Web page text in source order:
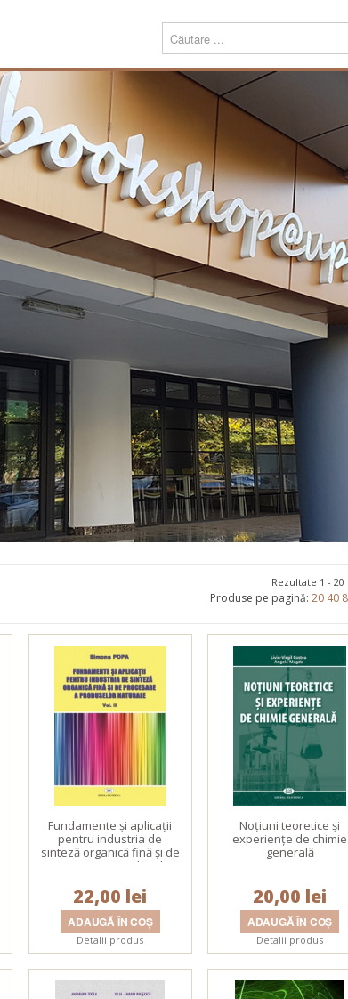
Prezentare
Despre
Misiune
Echipa
Editură
Carte
Periodice
Teze de doctorat
Download
Tipografie
Servicii
Produse
Echipamente tipografice
Promoționale
Evenimente
Contact
Rezultate 1 - 20
Produse pe pagină:20 40
Fundamente şi aplicaţii
pentru industria de
sinteză organică fină şi de
procesare a produselor
22,00 lei
Detalii produs
Noţiuni teoretice şi
experienţe de chimie
generală
20,00 lei
Detalii produs